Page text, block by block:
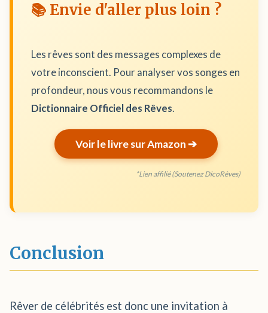
📚 Envie d'aller plus loin ?
Les rêves sont des messages complexes de
votre inconscient. Pour analyser vos songes en
profondeur, nous vous recommandons le
Dictionnaire Officiel des Rêves.
Voir le livre sur Amazon ➔
*Lien affilié (Soutenez DicoRêves)
Conclusion
Rêver de célébrités est donc une invitation à